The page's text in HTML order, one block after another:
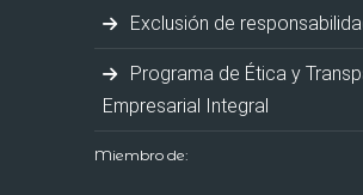
Exclusión de
Programa de Ética y
Empresarial Integral
Miembro de: